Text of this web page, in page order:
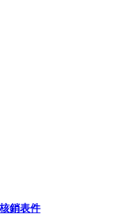
銷表件